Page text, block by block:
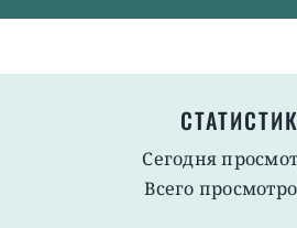
Сегодня
Всего